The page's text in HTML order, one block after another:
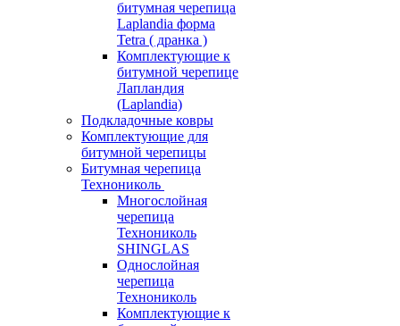
битумная черепица
Laplandia форма
Tetra ( дранка )
Комплектующие к
битумной черепице
Лапландия
(Laplandia)
Подкладочные ковры
Комплектующие для
битумной черепицы
Битумная черепица
Технониколь
Многослойная
черепица
Технониколь
SHINGLAS
Однослойная
черепица
Технониколь
Комплектующие к